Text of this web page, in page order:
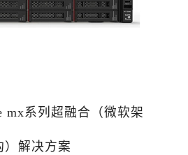
企业动态
解决方案
mx系列超融合（微软架
）解决方案